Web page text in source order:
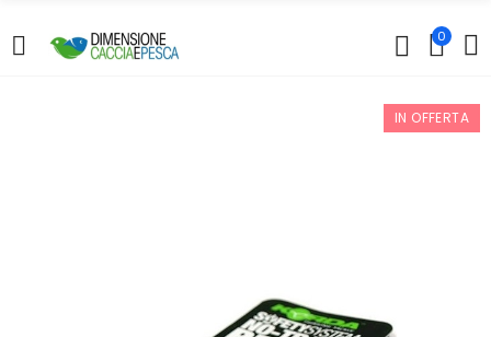
0
IN OFFERTA